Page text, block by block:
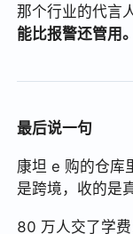
那个行业的代言
能比报警还管用。
最后说一句
康坦 e 购的仓库
是跨境，收的是
80 万人交了学